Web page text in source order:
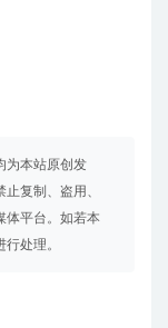
为本站原创发
复制、盗用、
体平台。如若本
处理。